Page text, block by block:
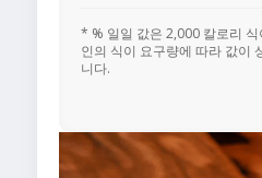
* % 일일 값은 2,000 칼로리
인의 식이 요구량에 따라 값이
니다.